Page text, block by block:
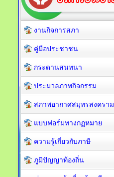
งานกิจการสภา
คู่มือประชาชน
กระดานสนทนา
ประมวลภาพกิจกรรม
สภาพอากาศสมุทรสงคราม
แบบฟอร์มทางกฏหมาย
ความรู้เกี่ยวกับภาษี
ภูมิปัญญาท้องถิ่น